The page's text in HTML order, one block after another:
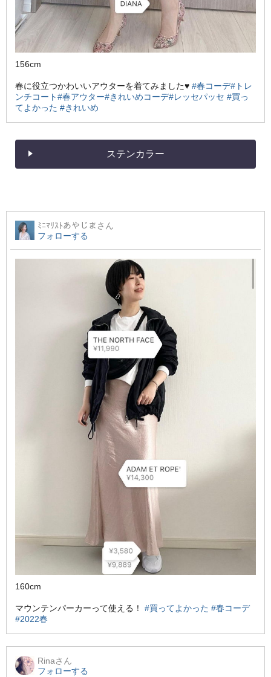
156cm
春に役立つかわいいアウターを着てみました♥ #春コーデ#トレ
ンチコート#春アウター#きれいめコーデ#レッセパッセ #買っ
てよかった #きれいめ
ステンカラー
ﾐﾆﾏﾘｽﾄあやじま さん
フォローする
160cm
マウンテンパーカーって使える！ #買ってよかった #春コーデ
#2022春
Rinaさん
フォローする